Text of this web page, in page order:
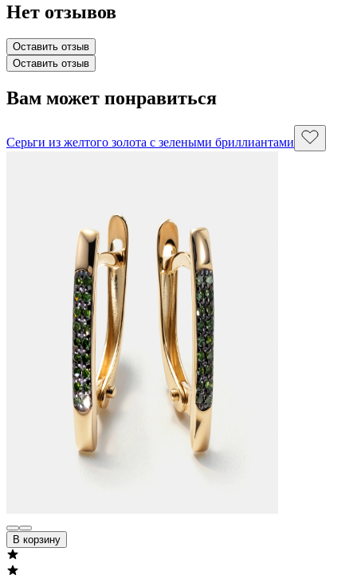
Нет отзывов
Оставить отзыв
Оставить отзыв
Вам может понравиться
Серьги из желтого золота с зелеными бриллиантами
В корзину